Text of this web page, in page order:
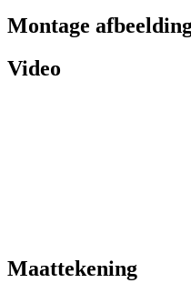
Montage
Video
Maattekening